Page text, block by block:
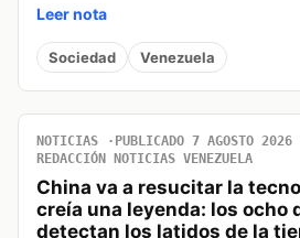
Leer nota
Sociedad Venezuela
NOTICIAS PUBLICADO 7 AGOSTO 2026
REDACCIÓN NOTICIAS VENEZUELA
China va a resucitar la
creía una leyenda: los ocho
detectan los latidos de la